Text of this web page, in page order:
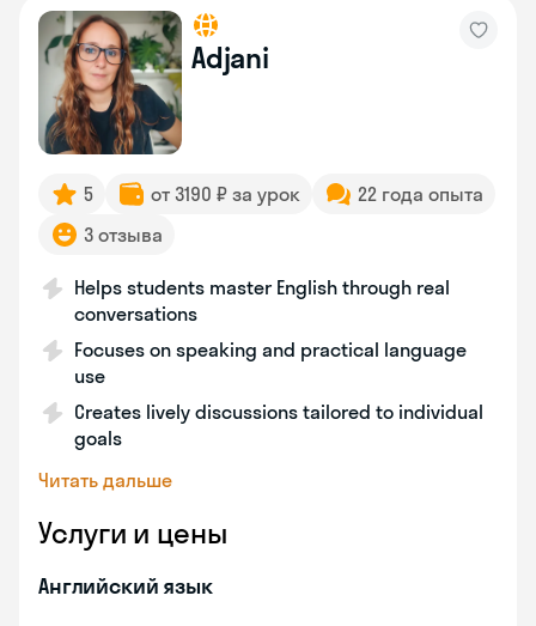
Adjani
5 от 3190 ₽ за урок
22 года опыта
3 отзыва
Helps students master English through real
conversations
Focuses on speaking and practical language
use
Creates lively discussions tailored to individual
goals
Читать дальше
Услуги и цены
Английский язык